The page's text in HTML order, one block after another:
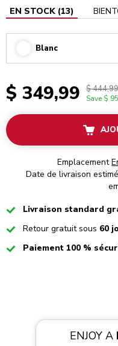
EN STOCK (13)
Blanc
$ 349,99 $ 444,99
Save $
Emplacement
Date de livraison
CheckedLivraison standard
CheckedRetour gratuit sous 60
CheckedPaiement 100 %
ENJOY A